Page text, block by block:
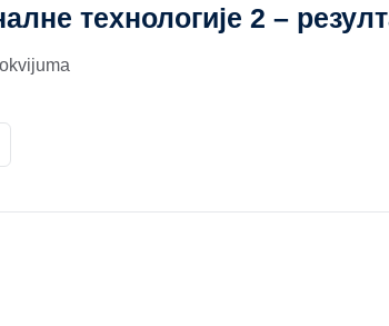
технологије 2 –